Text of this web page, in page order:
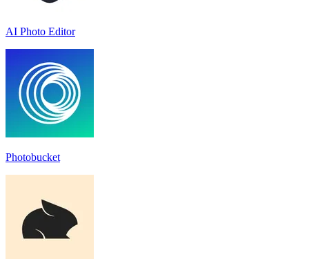
AI Photo Editor
Photobucket